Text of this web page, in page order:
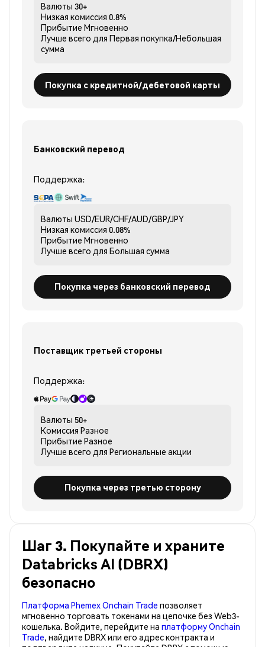
Валюты 30+
Низкая комиссия 0.8%
Прибытие Мгновенно
Лучше всего для Первая покупка/Небольшая
сумма
Покупка с кредитной/дебетовой карты
Банковский перевод
Поддержка:
Валюты USD/EUR/CHF/AUD/GBP/JPY
Низкая комиссия 0.08%
Прибытие Мгновенно
Лучше всего для Большая сумма
Покупка через банковский перевод
Поставщик третьей стороны
Поддержка:
Валюты 50+
Комиссия Разное
Прибытие Разное
Лучше всего для Региональные акции
Покупка через третью сторону
Шаг 3. Покупайте и храните
Databricks AI (DBRX)
безопасно
Платформа Phemex Onchain Trade позволяет
мгновенно торговать токенами на цепочке без Web3-
кошелька. Войдите, перейдите на платформу Onchain
Trade, найдите DBRX или его адрес контракта и